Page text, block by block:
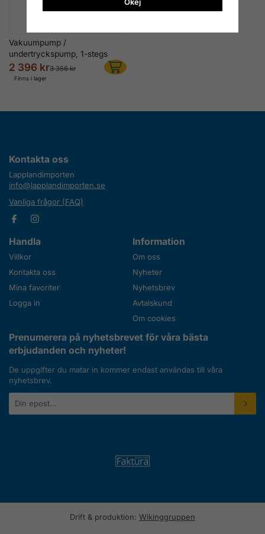
Vakuumpump /
undertryckspump, 1-stegs
2 396 kr3 356 kr
Finns i lager
Kontakta oss
Lapplandimporten
info@lapplandimporten.se
Vanliga frågor (FAQ)
Handla
Villkor
Kontakta oss
Mina favoriter
Logga in
Information
Om oss
Nyheter
Nyhetsbrev
Avtalskund
Om cookies
Prenumerera på nyhetsbrevet för våra bästa
erbjudanden och nyheter!
De uppgifter du matar in kommer endast användas till våra
nyhetsbrev.
postadress
Drift & produktion: Wikinggruppen